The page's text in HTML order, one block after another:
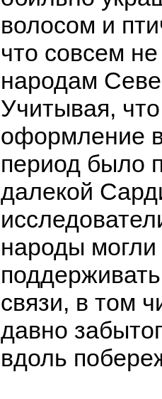
волосом и
что совсем
народам
Учитывая,
оформление
период было
далекой
народы
связи, в том
давно
вдоль